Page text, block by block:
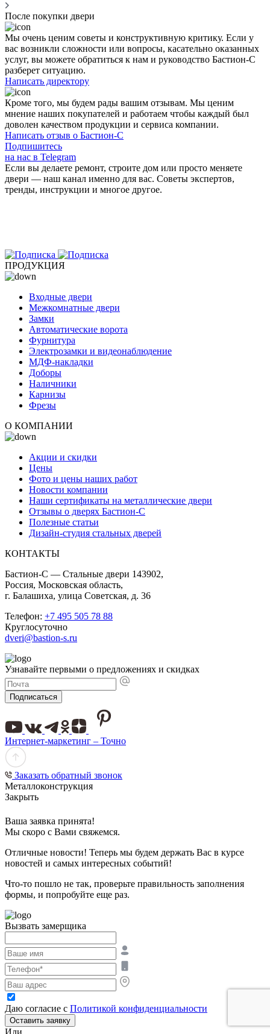
После покупки двери
Мы очень ценим советы и конструктивную критику. Если у
вас возникли сложности или вопросы, касательно оказанных
услуг, вы можете обратиться к нам и руководство Бастион-С
разберет ситуацию.
Написать директору
Кроме того, мы будем рады вашим отзывам. Мы ценим
мнение наших покупателей и работаем чтобы каждый был
доволен качеством продукции и сервиса компании.
Написать отзыв о Бастион-С
Подпишитесь
на нас в Telegram
Если вы делаете ремонт, строите дом или просто меняете
двери — наш канал именно для вас. Советы экспертов,
тренды, инструкции и многое другое.
ПРОДУКЦИЯ
Входные двери
Межкомнатные двери
Замки
Автоматические ворота
Фурнитура
Электрозамки и видеонаблюдение
МДФ-накладки
Доборы
Наличники
Карнизы
Фрезы
О КОМПАНИИ
Акции и скидки
Цены
Фото и цены наших работ
Новости компании
Наши сертификаты на металлические двери
Отзывы о дверях Бастион-С
Полезные статьи
Дизайн-студия стальных дверей
КОНТАКТЫ
Бастион-С — Стальные двери 143902,
Россия, Московская область,
г. Балашиха, улица Советская, д. 36
Телефон: +7 495 505 78 88
Круглосуточно
dveri@bastion-s.ru
Узнавайте первыми о предложениях и скидках
Подписаться
Интернет-маркетинг – Точно
Заказать обратный звонок
Металлоконструкция
Закрыть
Ваша заявка принята!
Мы скоро с Вами свяжемся.
Отличные новости! Теперь мы будем держать Вас в курсе
новостей и самых интересных событий!
Что-то пошло не так, проверьте правильность заполнения
формы, и попробуйте еще раз.
Вызвать замерщика
Даю согласие с Политикой конфиденциальности
Оставить заявку
Или